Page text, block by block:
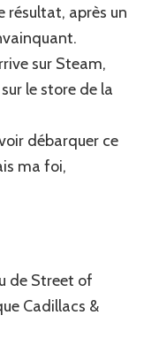
résultat, après un
sur Steam,
le store de la
débarquer ce
ma foi,
de Street of
Cadillacs &